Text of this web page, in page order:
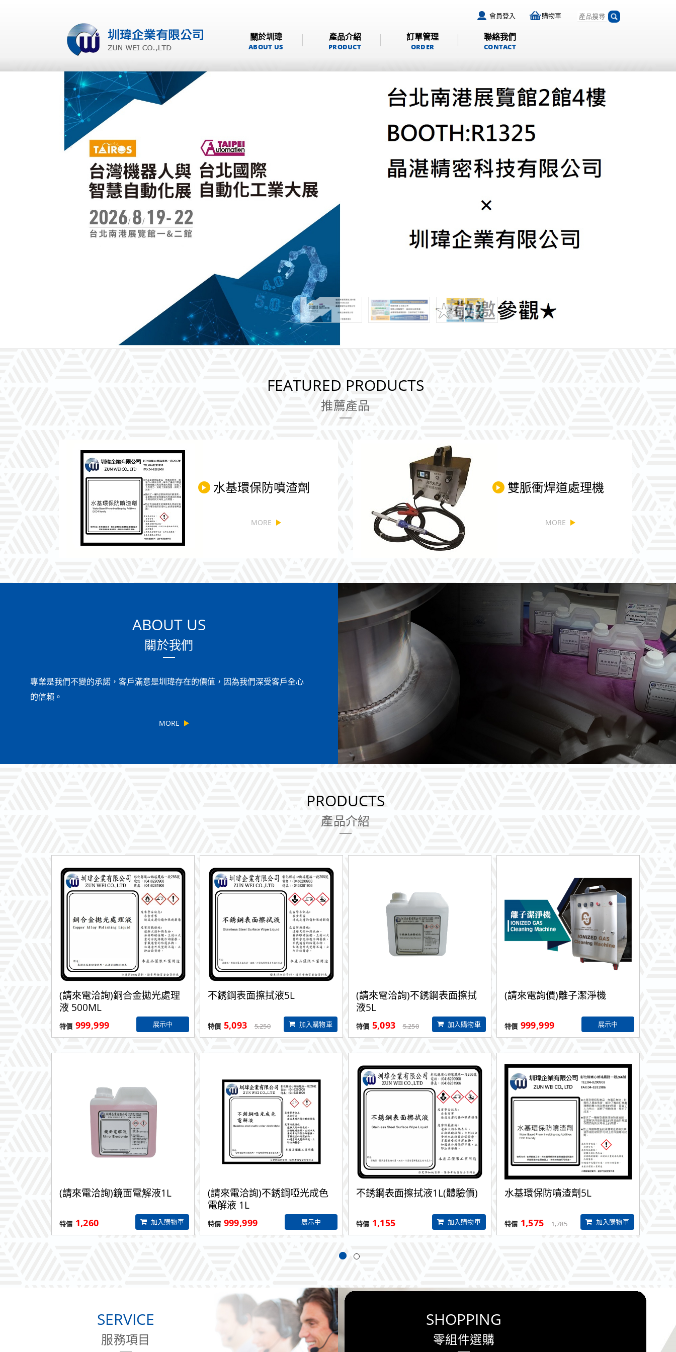
會員登入 購物車
關於圳瑋
ABOUT US
產品介紹
PRODUCT
訂單管理
ORDER
聯絡我們
CONTACT
FEATURED PRODUCTS
推薦產品
水基環保防噴渣劑
MORE
雙脈衝焊道處理機
MORE
ABOUT US
關於我們
專業是我們不變的承諾，客戶滿意是圳瑋存在的價值，因為我們深受客戶全心
的信賴。
MORE
PRODUCTS
產品介紹
(請來電洽詢)銅合金拋光處理
液 500ML
999,999 展示中
(請來電洽詢)鏡面電解液1L
1,260 加入購物車
不銹鋼表面擦拭液5L
5,093 5,250 加入購物車
(請來電洽詢)不銹鋼啞光成色
電解液 1L
999,999 展示中
(請來電洽詢)不銹鋼表面擦拭
液5L
5,093 5,250 加入購物車
不銹鋼表面擦拭液1L(體驗價)
1,155 加入購物車
(請來電詢價)離子潔淨機
999,999 展示中
水基環保防噴渣劑5L
1,575 1,785 加入購物車
SERVICE
服務項目
SHOPPING
零組件選購